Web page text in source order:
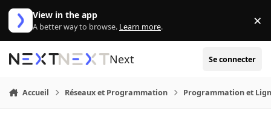
Aller au contenu
View in the app
A better way to browse. Learn more. ×
Next Se connecter
Accueil Réseaux et Programmation Programmation et